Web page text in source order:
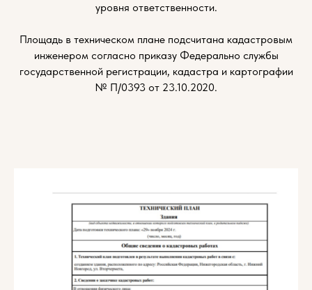
уровня ответственности.
Площадь в техническом плане подсчитана кадастровым
инженером согласно приказу Федерально службы
государственной регистрации, кадастра и картографии
№ П/0393 от 23.10.2020.